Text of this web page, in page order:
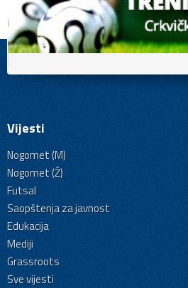
Vijesti
Nogomet (M)
Nogomet (Ž)
Futsal
Saopštenja za javnost
Edukacija
Mediji
Grassroots
Sve vijesti